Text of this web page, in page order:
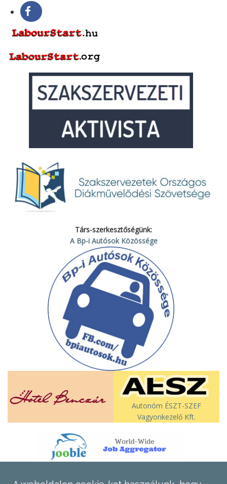
Társ-szerkesztőségünk:
A Bp-i Autósok Közössége
Autonóm ÉSZT-SZEF
Vagyonkezelő Kft.